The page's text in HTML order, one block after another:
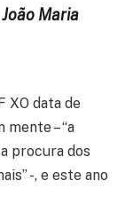
João Maria
XO data de
mente – “a
procura dos
-, e este ano